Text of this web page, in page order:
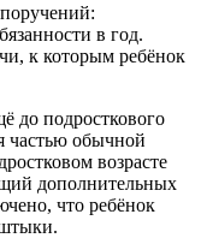
в год.
к которым ребёнок
до подросткового
частью обычной
возрасте
дополнительных
что ребёнок